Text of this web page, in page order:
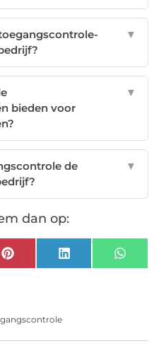
▼
bieden voor
▼
de
▼
dan op:
Pinterest LinkedIn